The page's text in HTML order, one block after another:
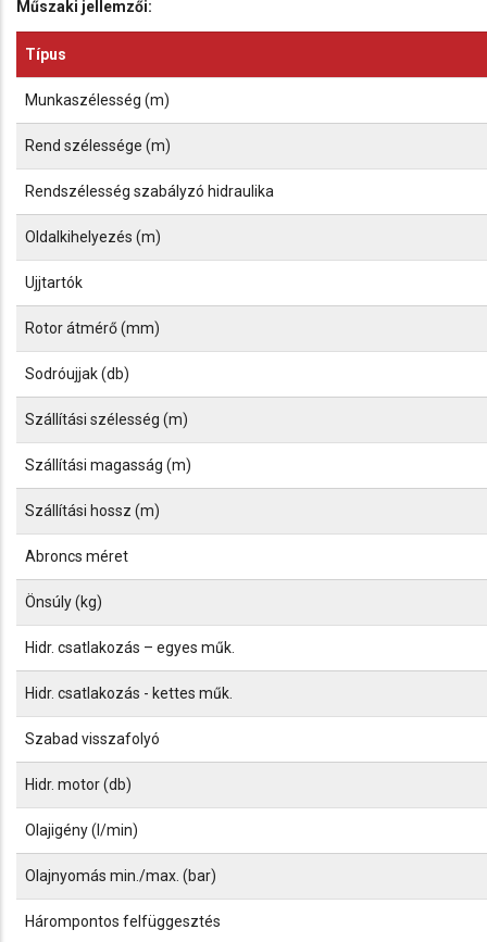
Műszaki jellemzői:
Típus
Munkaszélesség (m)
Rend szélessége (m)
Rendszélesség szabályzó hidraulika
Oldalkihelyezés (m)
Ujjtartók
Rotor átmérő (mm)
Sodróujjak (db)
Szállítási szélesség (m)
Szállítási magasság (m)
Szállítási hossz (m)
Abroncs méret
Önsúly (kg)
Hidr. csatlakozás – egyes műk.
Hidr. csatlakozás - kettes műk.
Szabad visszafolyó
Hidr. motor (db)
Olajigény (l/min)
Olajnyomás min./max. (bar)
Hárompontos felfüggesztés